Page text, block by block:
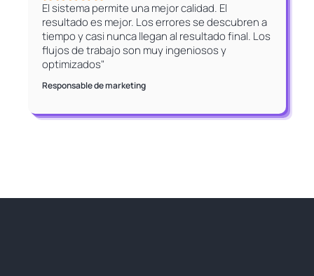
El sistema permite una mejor calidad. El
resultado es mejor. Los errores se descubren a
tiempo y casi nunca llegan al resultado final. Los
flujos de trabajo son muy ingeniosos y
optimizados"
Responsable de marketing